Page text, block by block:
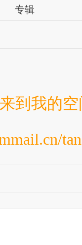
专辑
到我的